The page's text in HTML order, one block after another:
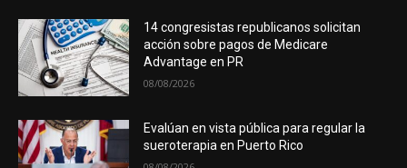
14 congresistas republicanos solicitan
acción sobre pagos de Medicare
Advantage en PR
08/08/2026
Evalúan en vista pública para regular la
sueroterapia en Puerto Rico